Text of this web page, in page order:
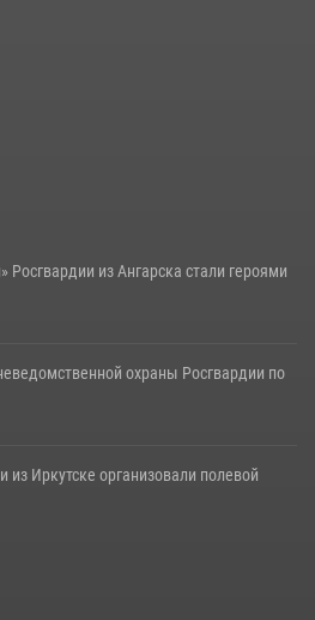
отработали ликвидацию
в различных условиях местности
из Ангарска стали героями
охраны Росгвардии по
Иркутске организовали полевой